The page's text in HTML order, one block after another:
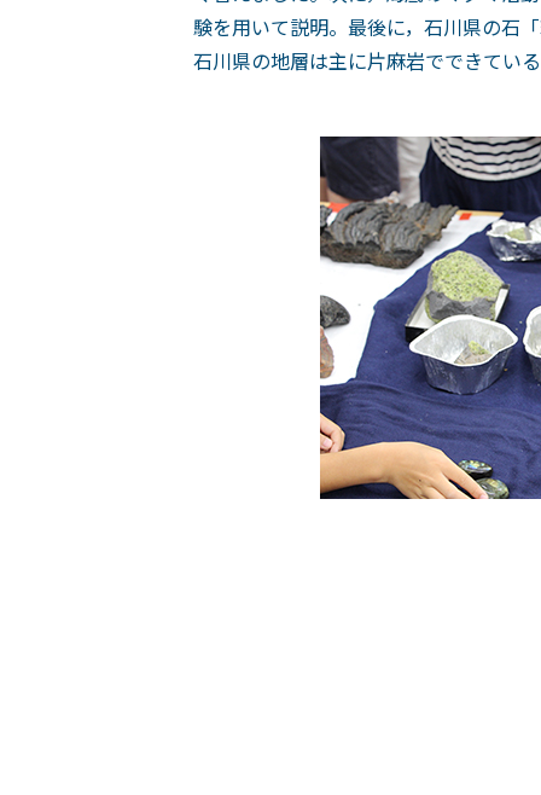
験を用いて説明。最後に，石川県の石
石川県の地層は主に片麻岩でできてい